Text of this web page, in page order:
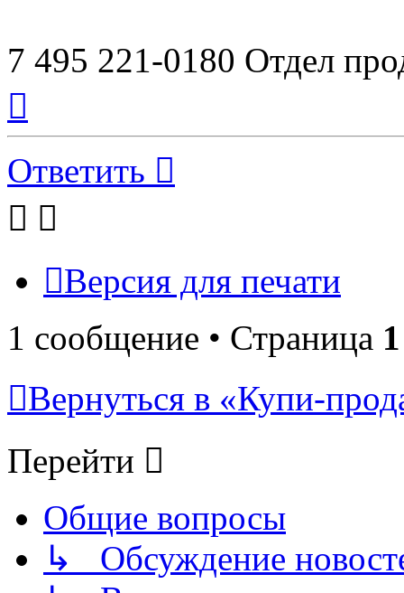
7 495 221-0180 Отдел
началу
Ответить
Версия для печати
1 сообщение • Страница 1
Вернуться в «Купи-
Перейти
Общие вопросы
↳ Обсуждение